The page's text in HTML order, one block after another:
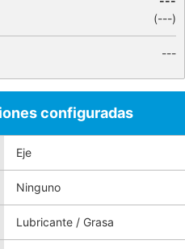
(---)
---
configuradas
Eje
Ninguno
Lubricante / Grasa